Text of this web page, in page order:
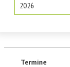
2026
Termine